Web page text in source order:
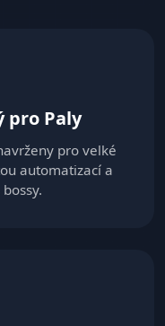
pro Paly
pro velké
automatizací a